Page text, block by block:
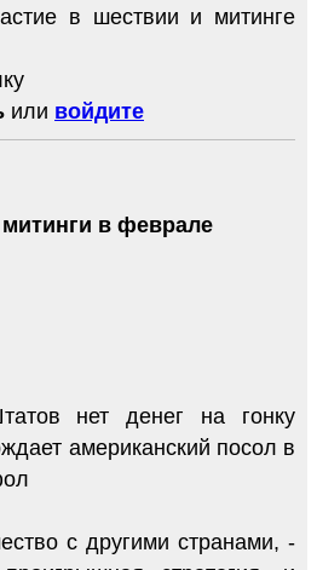
в шествии и митинге
или войдите
в феврале
нет денег на гонку
американский посол в
с другими странами, -